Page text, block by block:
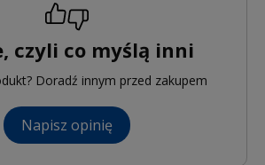
czyli co myślą inni
Doradź innym przed zakupem
Napisz opinię